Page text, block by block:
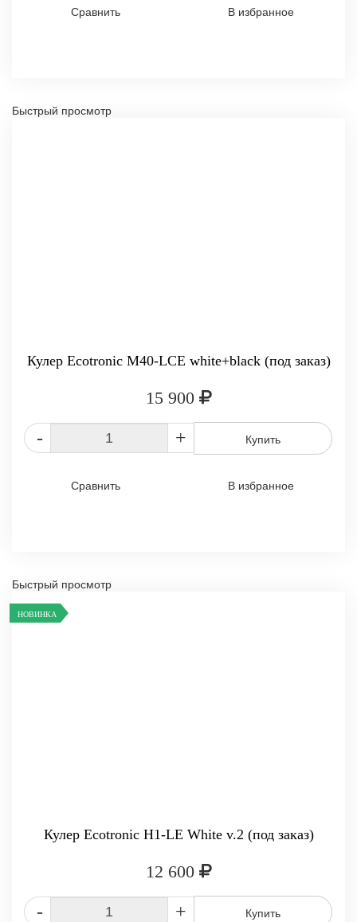
Сравнить В избранное
Быстрый просмотр
Кулер Ecotronic M40-LCE white+black (под заказ)
15 900
- + Купить
Сравнить В избранное
Быстрый просмотр
НОВИНКА
Кулер Ecotronic H1-LE White v.2 (под заказ)
12 600
- + Купить